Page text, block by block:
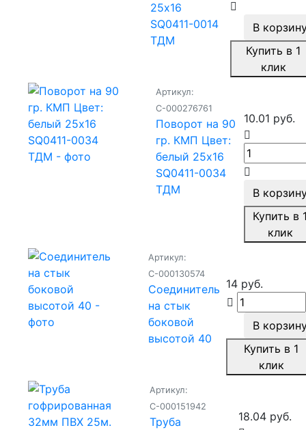
25х16
SQ0411-0014
ТДМ
В
Купить в 1
клик
Артикул:
С-000276761
Поворот на 90
гр. КМП Цвет:
белый 25х16
SQ0411-0034
ТДМ
10.01 руб.
В
Купить в
клик
Артикул:
С-000130574
Соединитель
на стык
боковой
высотой 40
14 руб.
В
Купить в 1
клик
Артикул:
С-000151942
Труба 18.04 руб.